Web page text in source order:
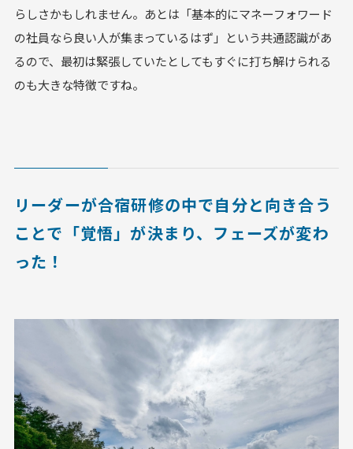
らしさかもしれません。あとは「基本的にマネーフォワード
の社員なら良い人が集まっているはず」という共通認識があ
るので、最初は緊張していたとしてもすぐに打ち解けられる
のも大きな特徴ですね。
リーダーが合宿研修の中で自分と向き合う
ことで「覚悟」が決まり、フェーズが変わ
った！